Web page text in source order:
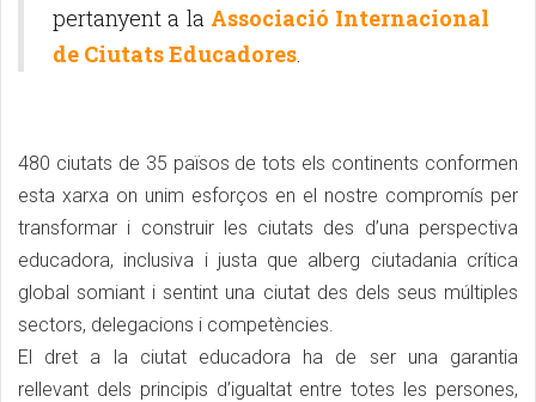
pertanyent a la Associació Internacional
de Ciutats Educadores
480 ciutats de 35 països de tots els continents conformen
esta xarxa on unim esforços en el nostre compromís per
transformar i construir les ciutats des d’una perspectiva
educadora, inclusiva i justa que alberg ciutadania crítica
global somiant i sentint una ciutat des dels seus múltiples
sectors, delegacions i competències.
El dret a la ciutat educadora ha de ser una garantia
rellevant dels principis d’igualtat entre totes les persones,